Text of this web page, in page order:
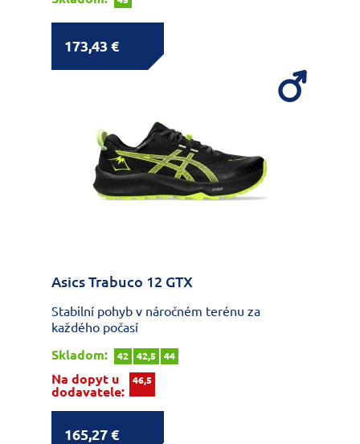
173,43 €
Asics Trabuco 12 GTX
Stabilní pohyb v náročném terénu za
každého počasí
Skladom:
42 42,5 44
Na dopyt u
dodavatele:
46,5
165,27 €